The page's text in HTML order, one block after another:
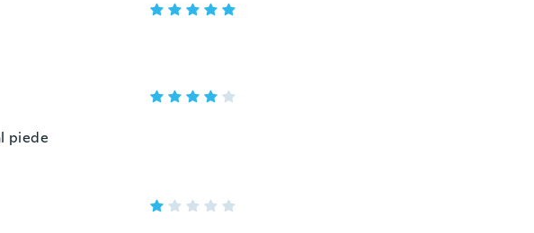
piede